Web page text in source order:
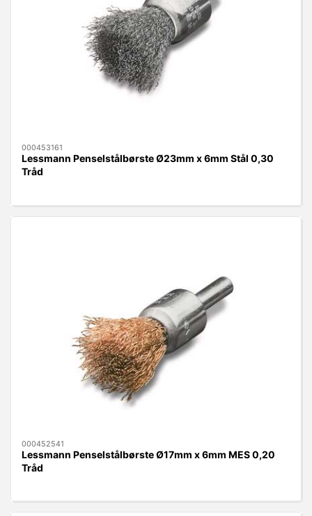
000453161
Lessmann Penselstålbørste Ø23mm x 6mm Stål 0,30
Tråd
000452541
Lessmann Penselstålbørste Ø17mm x 6mm MES 0,20
Tråd